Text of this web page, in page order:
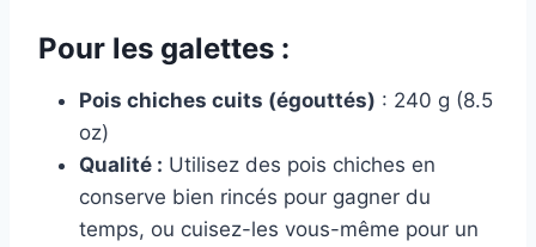
Pour les galettes :
Pois chiches cuits (égouttés) : 240 g (8.5
oz)
Qualité : Utilisez des pois chiches en
conserve bien rincés pour gagner du
temps, ou cuisez-les vous-même pour un